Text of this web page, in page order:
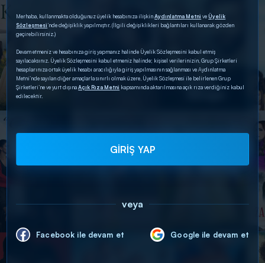
DİĞER SONUÇLAR
Merhaba, kullanmakta olduğunuz üyelik hesabınıza ilişkinAydınlatma Metni veÜyelik
Sözleşmesi’nde değişiklik yapılmıştır. (İlgili değişiklikleri bağlantıları kullanarak gözden
geçirebilirsiniz.)
Devam etmeniz ve hesabınıza giriş yapmanız halinde Üyelik Sözleşmesini kabul etmiş
sayılacaksınız. Üyelik Sözleşmesini kabul etmeniz halinde; kişisel verilerinizin, Grup Şirketleri
hesaplarınıza ortak üyelik hesabı aracılığıyla giriş yapılmasının sağlanması ve Aydınlatma
Metni’nde sayılan diğer amaçlarla sınırlı olmak üzere, Üyelik Sözleşmesi ile belirlenen Grup
Şirketleri’ne ve yurt dışınaAçık Rıza Metni kapsamında aktarılmasına açık rıza verdiğiniz kabul
edilecektir.
GİRİŞ YAP
veya
Facebook ile devam et Google ile devam et